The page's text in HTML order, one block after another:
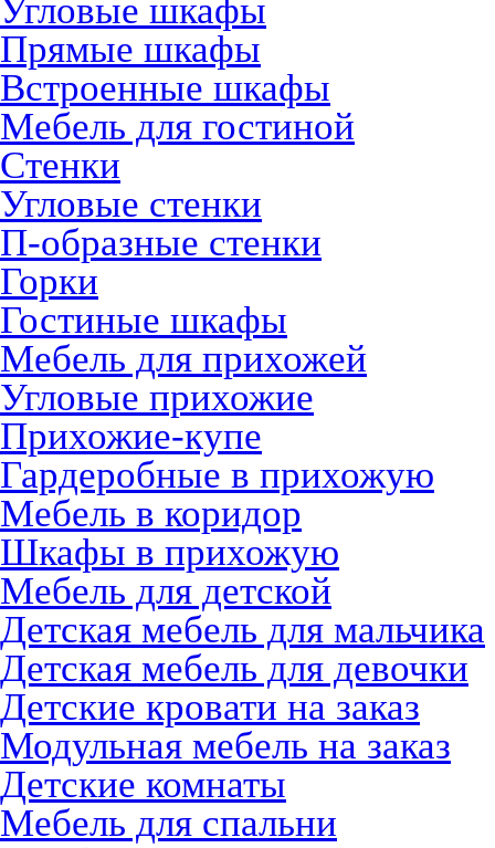
Угловые шкафы
Прямые шкафы
Встроенные шкафы
Мебель для гостиной
Стенки
Угловые стенки
П-образные стенки
Горки
Гостиные шкафы
Мебель для прихожей
Угловые прихожие
Прихожие-купе
Гардеробные в прихожую
Мебель в коридор
Шкафы в прихожую
Мебель для детской
Детская мебель для мальчика
Детская мебель для девочки
Детские кровати на заказ
Модульная мебель на заказ
Детские комнаты
Мебель для спальни